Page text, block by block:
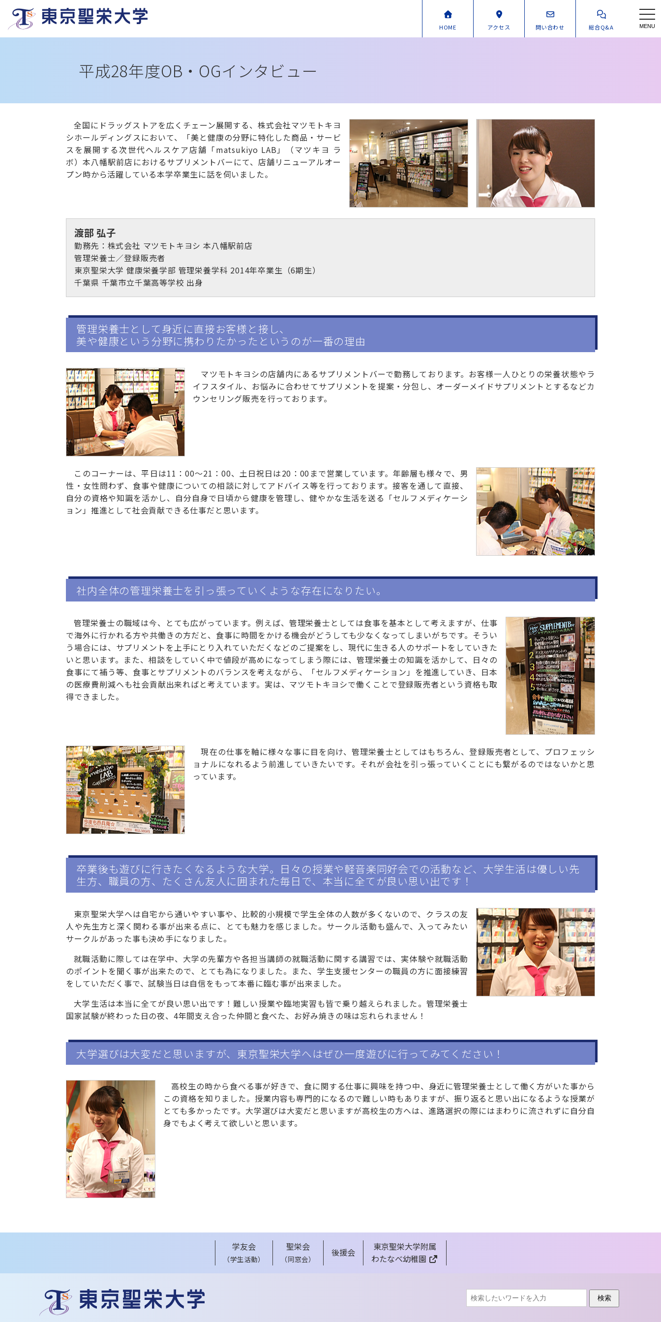
HOME アクセス 問い合わせ 総合Q&A MENU
平成28年度OB・OGインタビュー
全国にドラッグストアを広くチェーン展開する、株式会社マツモトキヨ
シホールディングスにおいて、「美と健康の分野に特化した商品・サービ
スを展開する次世代ヘルスケア店舗「matsukiyo LAB」（マツキヨ ラ
ボ）本八幡駅前店におけるサプリメントバーにて、店舗リニューアルオー
プン時から活躍している本学卒業生に話を伺いました。
渡部 弘子
勤務先：株式会社 マツモトキヨシ 本八幡駅前店
管理栄養士／登録販売者
東京聖栄大学 健康栄養学部 管理栄養学科 2014年卒業生（6期生）
千葉県 千葉市立千葉高等学校 出身
管理栄養士として身近に直接お客様と接し、
美や健康という分野に携わりたかったというのが一番の理由
マツモトキヨシの店舗内にあるサプリメントバーで勤務しております。お客様一人ひとりの栄養状態やラ
イフスタイル、お悩みに合わせてサプリメントを提案・分包し、オーダーメイドサプリメントとするなどカ
ウンセリング販売を行っております。
このコーナーは、平日は11：00～21：00、土日祝日は20：00まで営業しています。年齢層も様々で、男
性・女性問わず、食事や健康についての相談に対してアドバイス等を行っております。接客を通して直接、
自分の資格や知識を活かし、自分自身で日頃から健康を管理し、健やかな生活を送る「セルフメディケーシ
ョン」推進として社会貢献できる仕事だと思います。
社内全体の管理栄養士を引っ張っていくような存在になりたい。
管理栄養士の職域は今、とても広がっています。例えば、管理栄養士としては食事を基本として考えますが、仕事
で海外に行かれる方や共働きの方だと、食事に時間をかける機会がどうしても少なくなってしまいがちです。そうい
う場合には、サプリメントを上手にとり入れていただくなどのご提案をし、現代に生きる人のサポートをしていきた
いと思います。また、相談をしていく中で値段が高めになってしまう際には、管理栄養士の知識を活かして、日々の
食事にて補う等、食事とサプリメントのバランスを考えながら、「セルフメディケーション」を推進していき、日本
の医療費削減へも社会貢献出来ればと考えています。実は、マツモトキヨシで働くことで登録販売者という資格も取
得できました。
現在の仕事を軸に様々な事に目を向け、管理栄養士としてはもちろん、登録販売者として、プロフェッシ
ョナルになれるよう前進していきたいです。それが会社を引っ張っていくことにも繋がるのではないかと思
っています。
卒業後も遊びに行きたくなるような大学。日々の授業や軽音楽同好会での活動など、大学生活は優しい先
生方、職員の方、たくさん友人に囲まれた毎日で、本当に全てが良い思い出です！
東京聖栄大学へは自宅から通いやすい事や、比較的小規模で学生全体の人数が多くないので、クラスの友
人や先生方と深く関わる事が出来る点に、とても魅力を感じました。サークル活動も盛んで、入ってみたい
サークルがあった事も決め手になりました。
就職活動に際しては在学中、大学の先輩方や各担当講師の就職活動に関する講習では、実体験や就職活動
のポイントを聞く事が出来たので、とても為になりました。また、学生支援センターの職員の方に面接練習
をしていただく事で、試験当日は自信をもって本番に臨む事が出来ました。
大学生活は本当に全てが良い思い出です！難しい授業や臨地実習も皆で乗り越えられました。管理栄養士
国家試験が終わった日の夜、4年間支え合った仲間と食べた、お好み焼きの味は忘れられません！
大学選びは大変だと思いますが、東京聖栄大学へはぜひ一度遊びに行ってみてください！
高校生の時から食べる事が好きで、食に関する仕事に興味を持つ中、身近に管理栄養士として働く方がいた事から
この資格を知りました。授業内容も専門的になるので難しい時もありますが、振り返ると思い出になるような授業が
とても多かったです。大学選びは大変だと思いますが高校生の方へは、進路選択の際にはまわりに流されずに自分自
身でもよく考えて欲しいと思います。
学友会
（学生活動）
聖栄会
（同窓会）
後援会
東京聖栄大学附属
わたなべ幼稚園